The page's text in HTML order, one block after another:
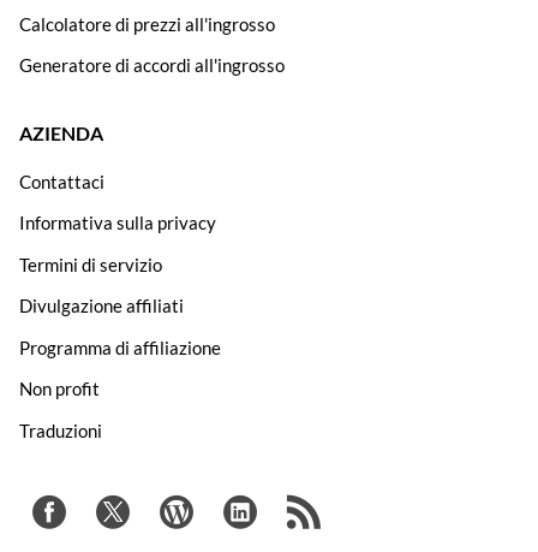
Calcolatore di prezzi all'ingrosso
Generatore di accordi all'ingrosso
AZIENDA
Contattaci
Informativa sulla privacy
Termini di servizio
Divulgazione affiliati
Programma di affiliazione
Non profit
Traduzioni